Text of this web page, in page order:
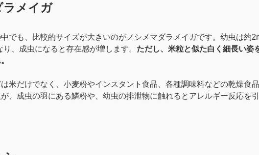
メイガ
でも、比較的サイズが大きいのがノシメマダラメイガです。幼虫は約
、成虫になると存在感が増します。 ただし、米粒と似た白く細長い姿
米だけでなく、小麦粉やインスタント食品、各種調味料などの乾燥食
、成虫の羽にある鱗粉や、幼虫の排泄物に触れるとアレルギー反応を